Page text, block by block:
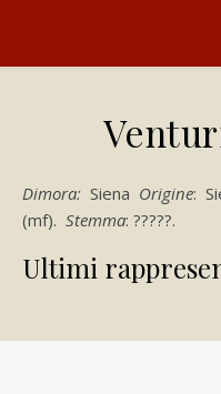
Dimora: Siena Origine:
(mf). Stemma: ?????.
Ultimi